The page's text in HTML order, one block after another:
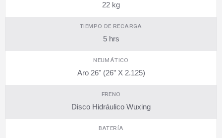
22 kg
TIEMPO DE RECARGA
5 hrs
NEUMÁTICO
Aro 26" (26” X 2.125)
FRENO
Disco Hidráulico Wuxing
BATERÍA